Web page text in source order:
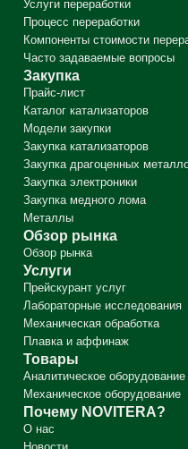
Назад
Переработка
Перерабатываемые
Услуги переработки
Процесс
Компоненты
Часто задаваемые
Назад
Закупка
Модели закупки
Закупка
Закупка
Закупка электроники
Закупка медного
Металлы
Назад
Обзор рынка
Обзор рынка
Назад
Услуги
Прейскурант услуг
Лабораторные
Механическая
Плавка и аффинаж
Назад
Товары
Аналитическое
Механическое
Назад
Почему
О нас
Новости
Карьера
Знаете ли вы?
Назад
Контакты
Компания и
Менеджеры по
Менеджеры по
Пункты скупки
Услуги переработки
Процесс переработки
Компоненты стоимости
Часто задаваемые вопросы
Закупка
Прайс-лист
Каталог катализаторов
Модели закупки
Закупка катализаторов
Закупка драгоценных
Закупка электроники
Закупка медного лома
Металлы
Обзор рынка
Обзор рынка
Услуги
Прейскурант услуг
Лабораторные исследования
Механическая обработка
Плавка и аффинаж
Товары
Аналитическое оборудование
Механическое оборудование
Почему NOVITERA?
О нас